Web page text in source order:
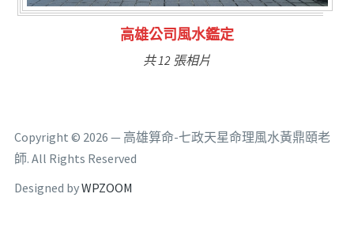
林氏福主量子生基造命
共 6 張相片
Copyright © 2026 — 高雄算命-七政天星命理風水黃鼎頤老
師. All Rights Reserved
Designed byWPZOOM